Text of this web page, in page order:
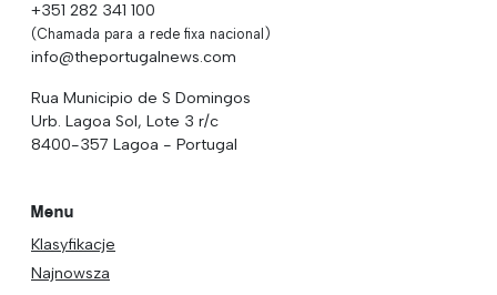
+351 282 341 100
(Chamada para a rede fixa nacional)
info@theportugalnews.com
Rua Municipio de S Domingos
Urb. Lagoa Sol, Lote 3 r/c
8400-357 Lagoa - Portugal
Menu
Klasyfikacje
Najnowsza